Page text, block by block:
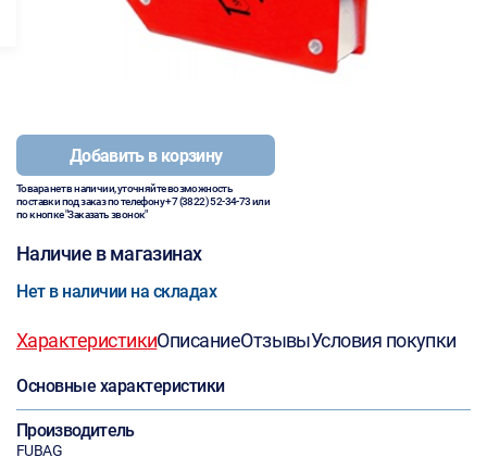
Добавить в корзину
Товара нет в наличии, уточняйте возможность
поставки под заказ по телефону+7 (3822) 52-34-73или
по кнопке "Заказать звонок"
Наличие в магазинах
Нет в наличии на складах
ХарактеристикиОписаниеОтзывыУсловия покупки
Основные характеристики
Производитель
FUBAG